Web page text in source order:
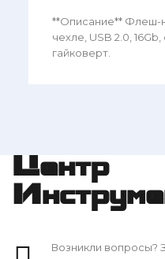
**Описание** Флеш-
чехле, USB 2.0,
гайковерт.
Центр
Возникли вопросы?